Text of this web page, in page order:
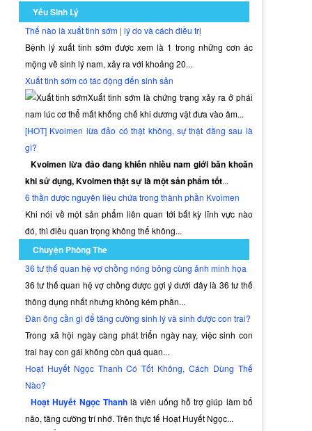
Yếu Sinh Lý
Thế nào là xuất tinh sớm | lý do và cách điều trị
Bệnh lý xuất tinh sớm được xem là 1 trong những cơn ác
mộng về sinh lý nam, xảy ra với khoảng 20...
Xuất tinh sớm có tác động đến sinh sản
Xuất tinh sớm là chứng trạng xảy ra ở phái
nam lúc cơ thể mất khống chế khi dương vật đưa vào âm...
[HOT] Kvoimen lừa đảo có thật không, sự thật đằng sau là
gì?
Kvoimen lừa đảo đang khiến nhiều nam giới băn khoăn
khi sử dụng, Kvoimen thật sự là một sản phẩm tốt...
6 thần dược nguyên liệu chứa trong thành phần Kvoimen
Khi nói về một sản phẩm liên quan tới bất kỳ lĩnh vực nào
đó, thì điều quan trọng không thể không...
Chuyện Phòng The
36 tư thế quan hệ vợ chồng nóng bỏng cùng ảnh minh họa
36 tư thế quan hệ vợ chồng được gợi ý dưới đây là 36 tư thế
thông dụng nhất nhưng không kém phần...
Đàn ông cần gì để tăng cường sinh lý và sinh được con trai?
Trong xã hội ngày càng phát triển ngày nay, việc sinh con
trai hay con gái không còn quá quan...
Hoạt Huyết Ngọc Thanh Có Tốt Không, Cách Dùng Thế
Nào?
Hoạt Huyết Ngọc Thanhlà viên uống hỗ trợ giúp làm bổ
não, tăng cường trí nhớ. Trên thực tế Hoạt Huyết Ngọc...